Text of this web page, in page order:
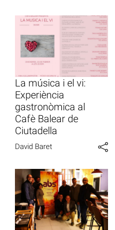
La música i el vi:
Experiència
gastronòmica al
Cafè Balear de
Ciutadella
David Baret